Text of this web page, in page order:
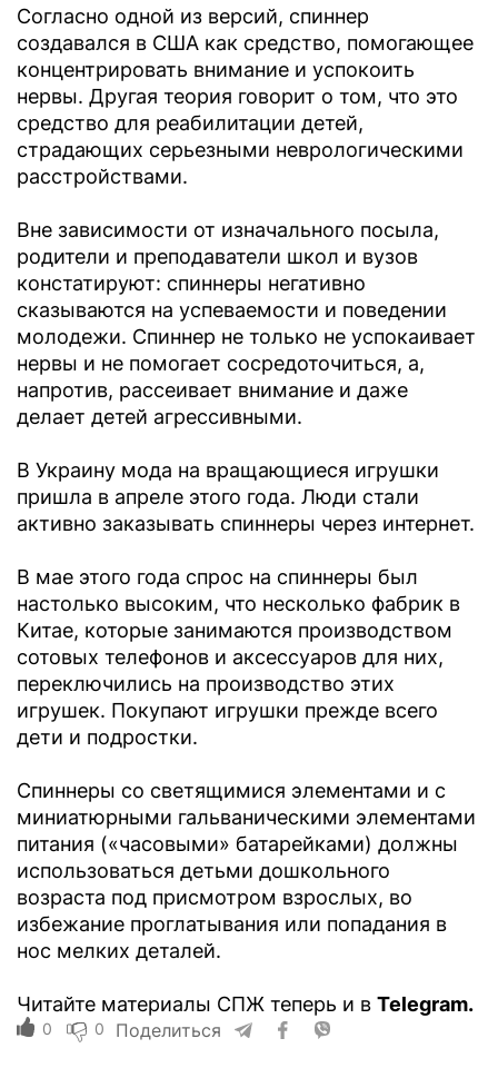
Согласно одной из версий, спиннер
создавался в США как средство, помогающее
концентрировать внимание и успокоить
нервы. Другая теория говорит о том, что это
средство для реабилитации детей,
страдающих серьезными неврологическими
расстройствами.
Вне зависимости от изначального посыла,
родители и преподаватели школ и вузов
констатируют: спиннеры негативно
сказываются на успеваемости и поведении
молодежи. Спиннер не только не успокаивает
нервы и не помогает сосредоточиться, а,
напротив, рассеивает внимание и даже
делает детей агрессивными.
В Украину мода на вращающиеся игрушки
пришла в апреле этого года. Люди стали
активно заказывать спиннеры через интернет.
В мае этого года спрос на спиннеры был
настолько высоким, что несколько фабрик в
Китае, которые занимаются производством
сотовых телефонов и аксессуаров для них,
переключились на производство этих
игрушек. Покупают игрушки прежде всего
дети и подростки.
Спиннеры со светящимися элементами и с
миниатюрными гальваническими элементами
питания («часовыми» батарейками) должны
использоваться детьми дошкольного
возраста под присмотром взрослых, во
избежание проглатывания или попадания в
нос мелких деталей.
Читайте материалы СПЖ теперь и в Telegram.
0 0 Поделиться